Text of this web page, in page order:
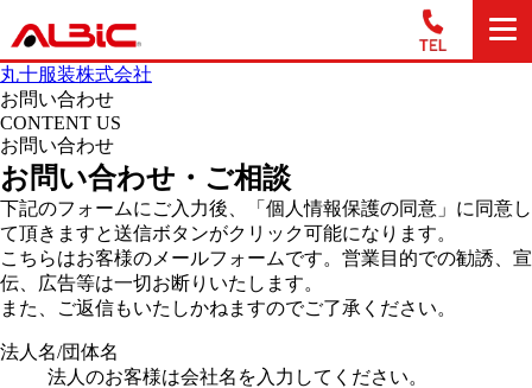
丸十服装株式会社
お問い合わせ
CONTENT US
お問い合わせ
お問い合わせ・ご相談
下記のフォームにご入力後、「個人情報保護の同意」に同意し
て頂きますと送信ボタンがクリック可能になります。
こちらはお客様のメールフォームです。営業目的での勧誘、宣
伝、広告等は一切お断りいたします。
また、ご返信もいたしかねますのでご了承ください。
法人名/団体名
法人のお客様は会社名を入力してください。